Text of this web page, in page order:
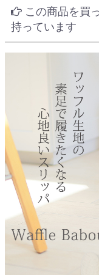
この商品を買
持っています